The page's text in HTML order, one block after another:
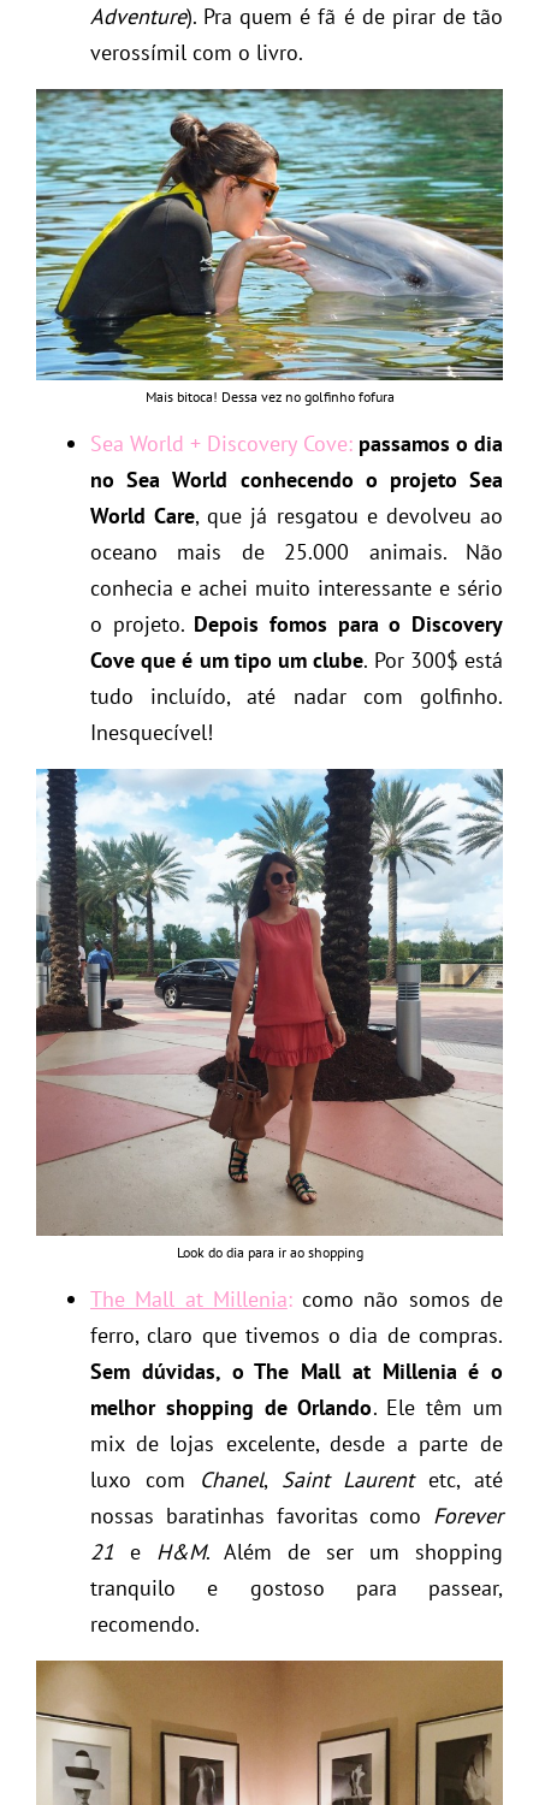
Adventure). Pra quem é fã é de pirar de tão
verossímil com o livro.
Mais bitoca! Dessa vez no golfinho fofura
Sea World + Discovery Cove: passamos o dia
no Sea World conhecendo o projeto Sea
World Care, que já resgatou e devolveu ao
oceano mais de 25.000 animais. Não
conhecia e achei muito interessante e sério
o projeto. Depois fomos para o Discovery
Cove que é um tipo um clube. Por 300$ está
tudo incluído, até nadar com golfinho.
Inesquecível!
Look do dia para ir ao shopping
The Mall at Millenia:como não somos de
ferro, claro que tivemos o dia de compras.
Sem dúvidas, o The Mall at Millenia é o
melhor shopping de Orlando. Ele têm um
mix de lojas excelente, desde a parte de
luxo com
Chanel, Saint Laurentetc, até
nossas baratinhas favoritas como Forever
21 e H&M. Além de ser um shopping
tranquilo e gostoso para passear,
recomendo.